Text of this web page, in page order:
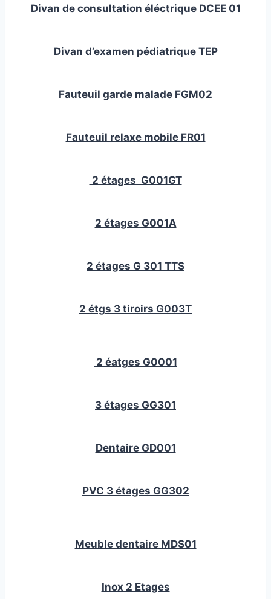
Divan de consultation éléctrique DCEE 01
Divan d’examen pédiatrique TEP
Fauteuil garde malade FGM02
Fauteuil relaxe mobile FR01
2 étages G001GT
2 étages G001A
2 étages G 301 TTS
2 étgs 3 tiroirs G003T
2 éatges G0001
3 étages GG301
Dentaire GD001
PVC 3 étages GG302
Meuble dentaire MDS01
Inox 2 Etages